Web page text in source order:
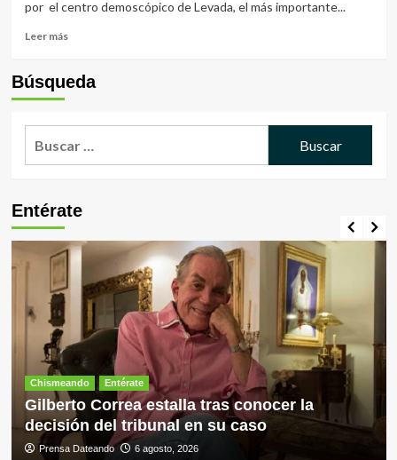
realizarse
18
por el centro demoscópico de Levada, el más importante...
Leer másLeer
Alto
en
Rusia
Búsqueda
Entérate
Chismeando Entérate
Gilberto Correa estalla tras conocer la
decisión del tribunal en su caso
Prensa Dateando 6 agosto, 2026